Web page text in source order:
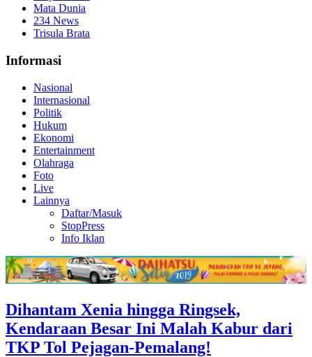
Mata Dunia
234 News
Trisula Brata
Informasi
Nasional
Internasional
Politik
Hukum
Ekonomi
Entertainment
Olahraga
Foto
Live
Lainnya
Daftar/Masuk
StopPress
Info Iklan
Dihantam Xenia hingga Ringsek,
Kendaraan Besar Ini Malah Kabur dari
TKP Tol Pejagan-Pemalang!